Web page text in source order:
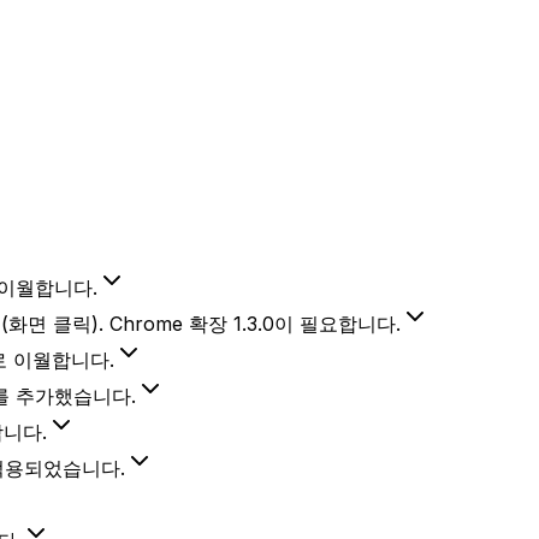
월합니다.
면 클릭). Chrome 확장 1.3.0이 필요합니다.
이월합니다.
추가했습니다.
다.
되었습니다.